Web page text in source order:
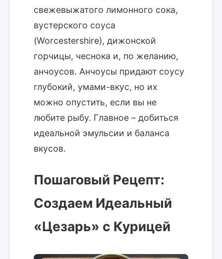
свежевыжатого лимонного сока,
вустерского соуса
(Worcestershire), дижонской
горчицы, чеснока и, по желанию,
анчоусов. Анчоусы придают соусу
глубокий, умами-вкус, но их
можно опустить, если вы не
любите рыбу. Главное – добиться
идеальной эмульсии и баланса
вкусов.
Пошаговый Рецепт:
Создаем Идеальный
«Цезарь» с Курицей